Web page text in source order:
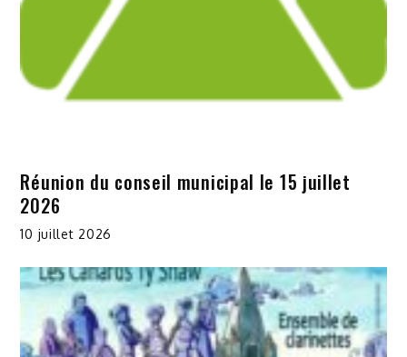
Réunion du conseil municipal le 15 juillet
2026
10 juillet 2026